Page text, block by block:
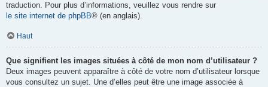
traduction. Pour plus d’informations, veuillez vous rendre sur
le site internet de phpBB® (en anglais).
Haut
Que signifient les images situées à côté de mon nom d’utilisateur ?
Deux images peuvent apparaître à côté de votre nom d’utilisateur lorsque
vous consultez un sujet. Une d’elles peut être une image associée à